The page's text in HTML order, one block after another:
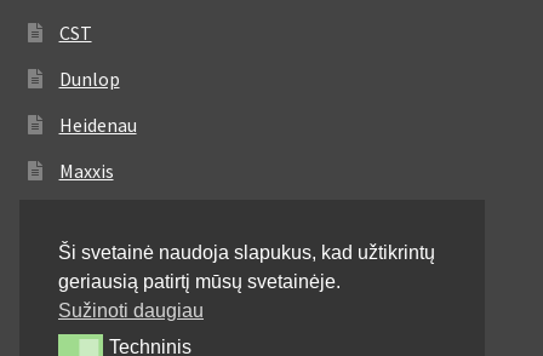
CST
Dunlop
Heidenau
Maxxis
Michelin
Mitas
Ši svetainė naudoja slapukus, kad užtikrintų
geriausią patirtį mūsų svetainėje.
Sužinoti daugiau
TechninisTechninis